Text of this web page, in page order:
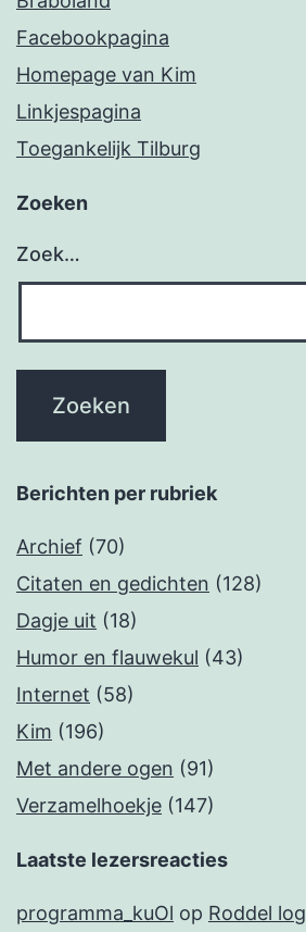
Facebookpagina
Homepage van Kim
Linkjespagina
Toegankelijk Tilburg
Zoeken
Zoek…
Berichten per rubriek
Archief (70)
Citaten en gedichten (128)
Dagje uit (18)
Humor en flauwekul (43)
Internet (58)
Kim (196)
Met andere ogen (91)
Verzamelhoekje (147)
Laatste lezersreacties
programma_kuOl op Roddel log